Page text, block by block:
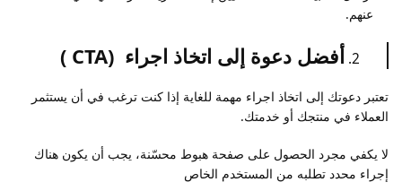
عنهم.
أفضل دعوة إلى اتخاذ اجراء (CTA )
تعتبر دعوتك إلى اتخاذ اجراء مهمة للغاية إذا كنت ترغب في أن يستثمر
العملاء في منتجك أو خدمتك.
لا يكفي مجرد الحصول على صفحة هبوط محسّنة، يجب أن يكون هناك
إجراء محدد تطلبه من المستخدم الخاص